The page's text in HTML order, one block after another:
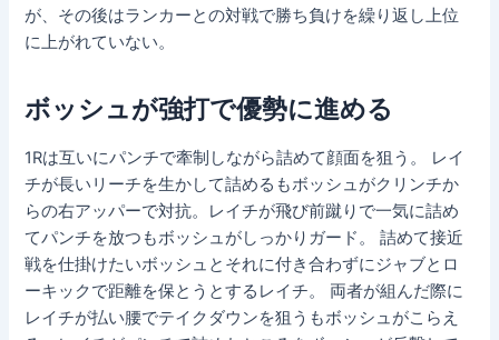
が、その後はランカーとの対戦で勝ち負けを繰り返し上位
に上がれていない。
ボッシュが強打で優勢に進める
1Rは互いにパンチで牽制しながら詰めて顔面を狙う。 レイ
チが長いリーチを生かして詰めるもボッシュがクリンチか
らの右アッパーで対抗。レイチが飛び前蹴りで一気に詰め
てパンチを放つもボッシュがしっかりガード。 詰めて接近
戦を仕掛けたいボッシュとそれに付き合わずにジャブとロ
ーキックで距離を保とうとするレイチ。 両者が組んだ際に
レイチが払い腰でテイクダウンを狙うもボッシュがこらえ